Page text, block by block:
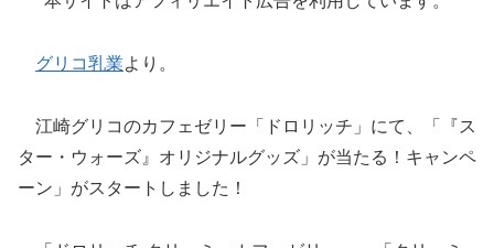
グリコ乳業より。
江崎グリコのカフェゼリー「ドロリッチ」にて、「『ス
ター・ウォーズ』オリジナルグッズ」が当たる！キャンペ
ーン」がスタートしました！